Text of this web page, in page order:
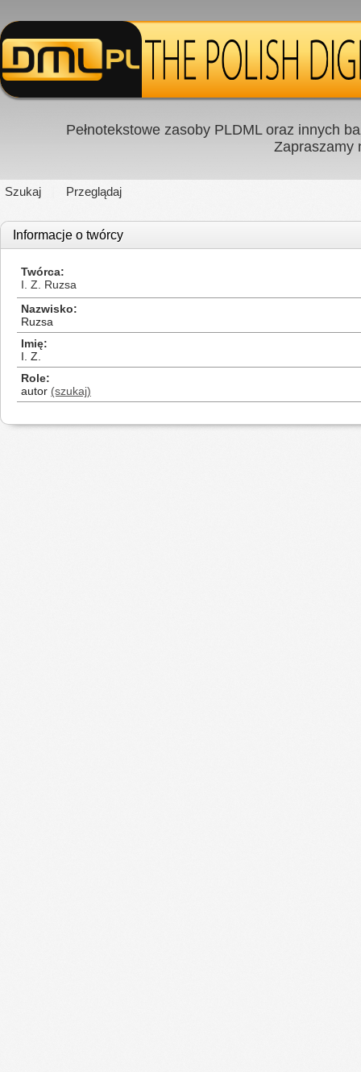
Pełnotekstowe zasoby PLDML oraz innych
Zapraszamy
Szukaj Przeglądaj
Informacje o twórcy
Twórca
I. Z. Ruzsa
Nazwisko
Ruzsa
Imię
I. Z.
Role
autor (szukaj)